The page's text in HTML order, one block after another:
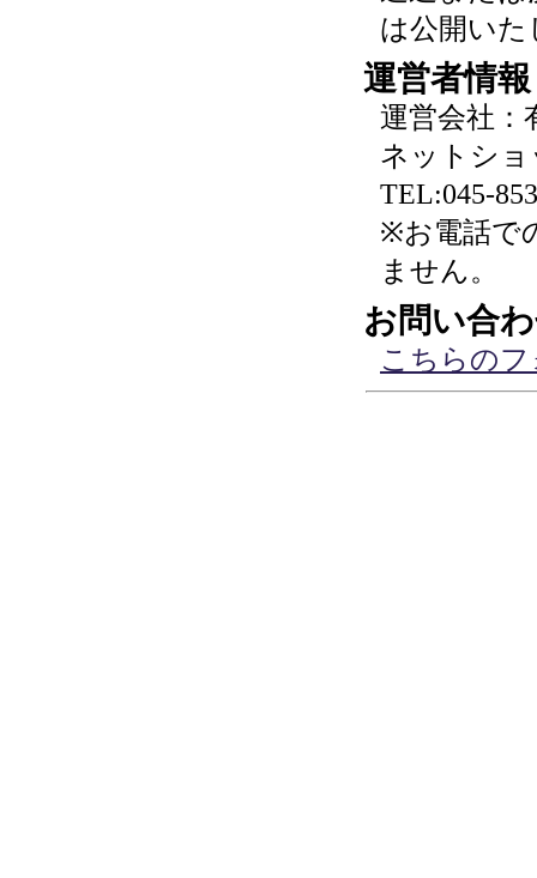
は公開い
運営者情報
運営会社：
ネットショ
TEL:045-
※お電話で
ません。
お問い合
こちらの